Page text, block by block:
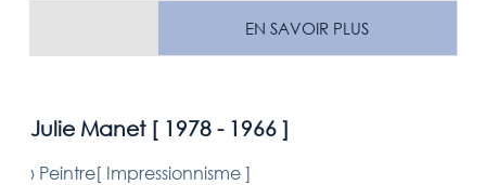
EN SAVOIR PLUS
Julie Manet [ 1978 - 1966]
› Peintre[ Impressionnisme]